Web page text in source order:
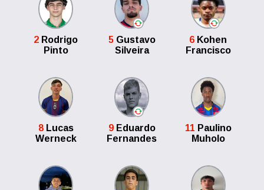
2 Rodrigo
Pinto
5Gustavo
Silveira
6 Kohen
Francisco
8Lucas
Werneck
9Eduardo
Fernandes
11 Paulino
Muholo